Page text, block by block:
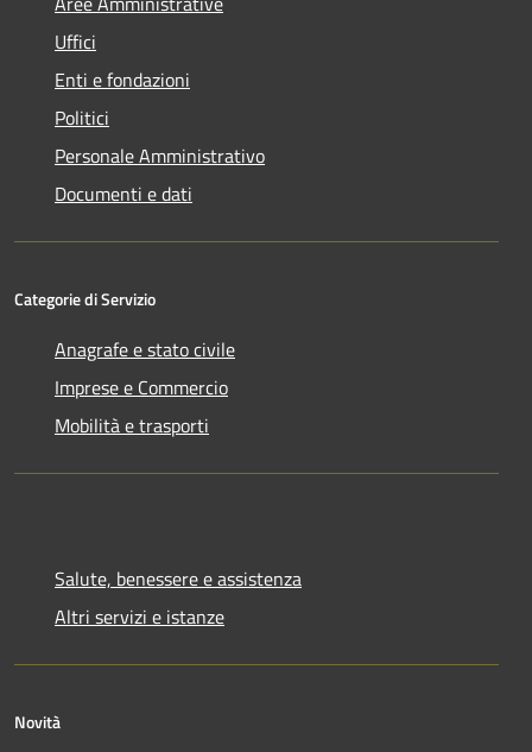
Uffici
Enti e fondazioni
Politici
Personale Amministrativo
Documenti e dati
Categorie di Servizio
Anagrafe e stato civile
Imprese e Commercio
Mobilità e trasporti
Salute, benessere e assistenza
Altri servizi e istanze
Novità